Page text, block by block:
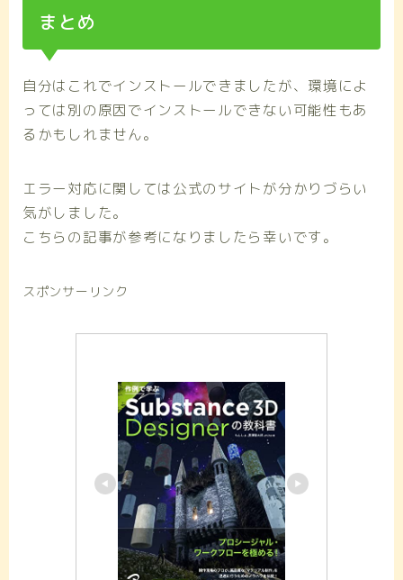
まとめ
自分はこれでインストールできましたが、環境によ
っては別の原因でインストールできない可能性もあ
るかもしれません。
エラー対応に関しては公式のサイトが分かりづらい
気がしました。
こちらの記事が参考になりましたら幸いです。
スポンサーリンク